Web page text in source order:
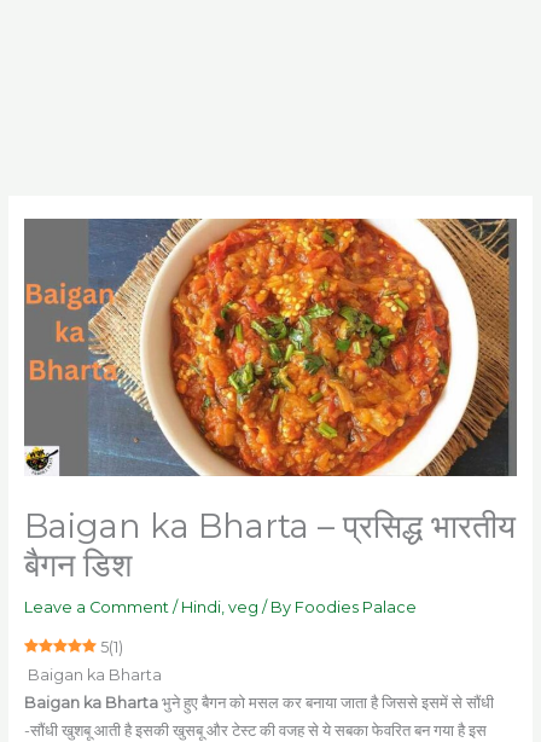
Baigan ka Bharta – प्रसिद्ध भारतीय
बैगन डिश
Leave a Comment / Hindi, veg / By Foodies Palace
5(1)
Baigan ka Bharta
Baigan ka Bhartaभुने हुए बैगन को मसल कर बनाया जाता है जिससे इसमें से सौंधी
-सौंधी खुशबू आती है इसकी खुसबू और टेस्ट की वजह से ये सबका फेवरित बन गया है इस